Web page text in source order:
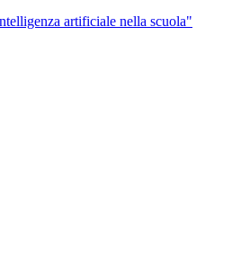
artificiale nella scuola"